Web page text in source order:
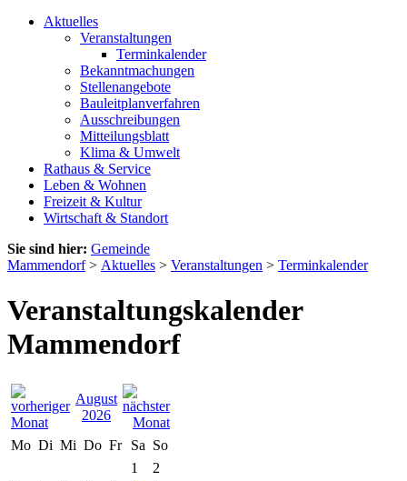
Aktuelles
Veranstaltungen
Terminkalender
Bekanntmachungen
Stellenangebote
Bauleitplanverfahren
Ausschreibungen
Mitteilungsblatt
Klima & Umwelt
Rathaus & Service
Leben & Wohnen
Freizeit & Kultur
Wirtschaft & Standort
Sie sind hier: Gemeinde
Mammendorf> Aktuelles > Veranstaltungen > Terminkalender
Veranstaltungskalender
Mammendorf
August
2026
Mo Di Mi Do Fr Sa So
1
2